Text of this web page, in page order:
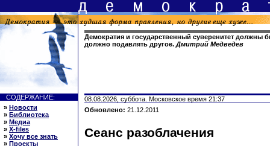
Демократия и государственный суверенитет должны
должно подавлять другое. Дмитрий Медведев
СОДЕРЖАНИЕ:
» Новости
» Библиотека
» Медиа
» X-files
» Хочу все знать
» Проекты
08.08.2026, суббота. Московское время 21:37
Обновлено: 21.12.2011
Сеанс разоблачения